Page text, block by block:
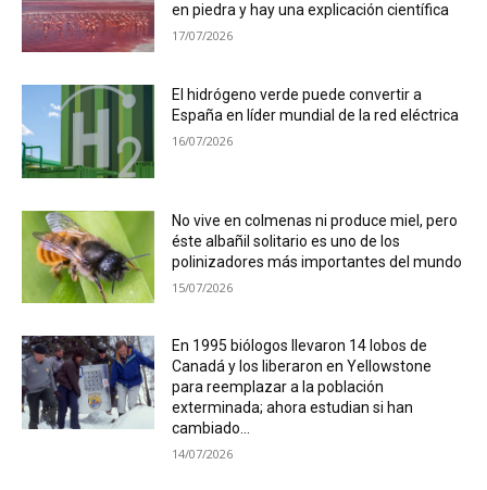
en piedra y hay una explicación científica
17/07/2026
El hidrógeno verde puede convertir a
España en líder mundial de la red eléctrica
16/07/2026
No vive en colmenas ni produce miel, pero
éste albañil solitario es uno de los
polinizadores más importantes del mundo
15/07/2026
En 1995 biólogos llevaron 14 lobos de
Canadá y los liberaron en Yellowstone
para reemplazar a la población
exterminada; ahora estudian si han
cambiado...
14/07/2026